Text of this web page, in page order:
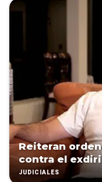
Reiteran
contra el
JUDICIALES